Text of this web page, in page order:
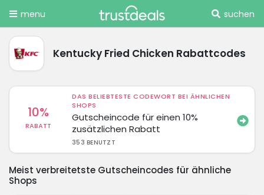
menu suchen
Kentucky Fried Chicken Rabattcodes
10%
RABATT
DAS BELIEBTESTE CODEWORT BEI ÄHNLICHEN
SHOPS
Gutscheincode für einen 10%
zusätzlichen Rabatt
353 BENUTZT
Meist verbreitetste Gutscheincodes für ähnliche
Shops